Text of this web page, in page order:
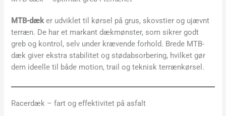
MTB-dæker udviklet til kørsel på grus, skovstier og ujævnt
terræn. De har et markant dækmønster, som sikrer godt
greb og kontrol, selv under krævende forhold. Brede MTB-
dæk giver ekstra stabilitet og stødabsorbering, hvilket gør
dem ideelle til både motion, trail og teknisk terrænkørsel.
Racerdæk – fart og effektivitet på asfalt